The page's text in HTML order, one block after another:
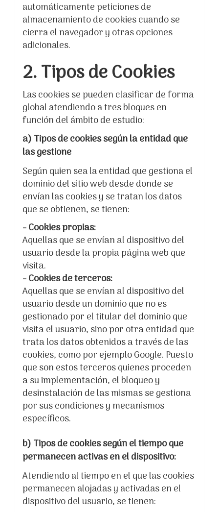
automáticamente peticiones de
almacenamiento de cookies cuando se
cierra el navegador y otras opciones
adicionales.
2. Tipos de Cookies
Las cookies se pueden clasificar de forma
global atendiendo a tres bloques en
función del ámbito de estudio:
a) Tipos de cookies según la entidad que
las gestione
Según quien sea la entidad que gestiona el
dominio del sitio web desde donde se
envían las cookies y se tratan los datos
que se obtienen, se tienen:
- Cookies propias:
Aquellas que se envían al dispositivo del
usuario desde la propia página web que
visita.
- Cookies de terceros:
Aquellas que se envían al dispositivo del
usuario desde un dominio que no es
gestionado por el titular del dominio que
visita el usuario, sino por otra entidad que
trata los datos obtenidos a través de las
cookies, como por ejemplo Google. Puesto
que son estos terceros quienes proceden
a su implementación, el bloqueo y
desinstalación de las mismas se gestiona
por sus condiciones y mecanismos
específicos.
b) Tipos de cookies según el tiempo que
permanecen activas en el dispositivo:
Atendiendo al tiempo en el que las cookies
permanecen alojadas y activadas en el
dispositivo del usuario, se tienen: